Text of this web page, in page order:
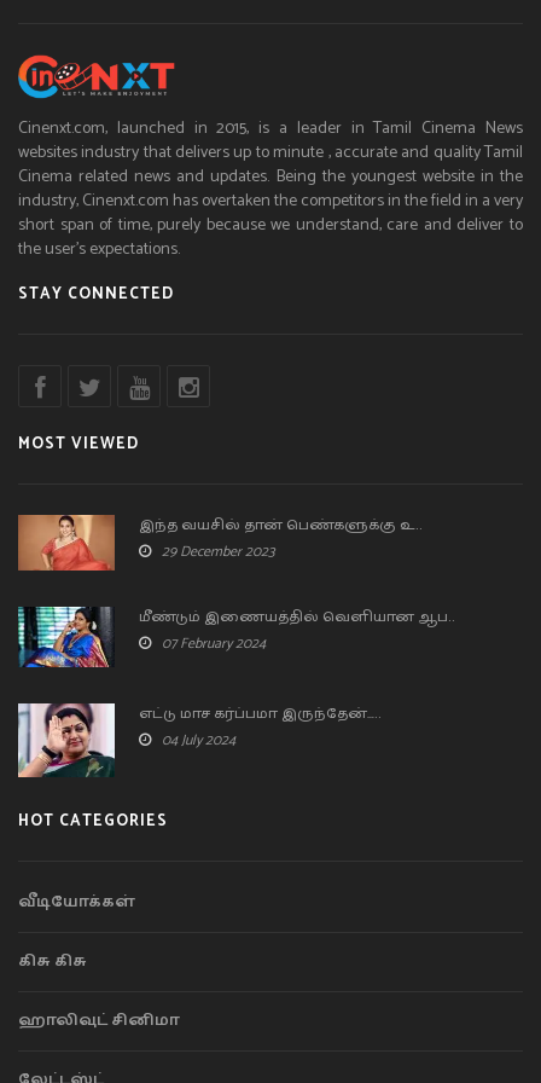
Cinenxt.com, launched in 2015, is a leader in Tamil Cinema News
websites industry that delivers up to minute , accurate and quality Tamil
Cinema related news and updates. Being the youngest website in the
industry, Cinenxt.com has overtaken the competitors in the field in a very
short span of time, purely because we understand, care and deliver to
the user’s expectations.
STAY CONNECTED
MOST VIEWED
இந்த வயசில் தான் பெண்களுக்கு உ..
29 December 2023
மீண்டும் இணையத்தில் வெளியான ஆப..
07 February 2024
எட்டு மாச கர்ப்பமா இருந்தேன்…..
04 July 2024
HOT CATEGORIES
வீடியோக்கள்
கிசு கிசு
ஹாலிவுட் சினிமா